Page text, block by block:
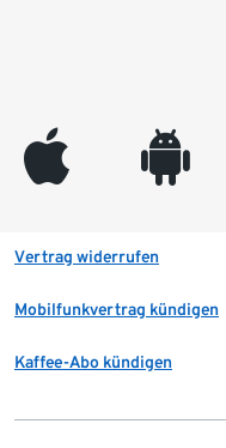
appleinc android
Vertrag widerrufen
Mobilfunkvertrag kündigen
Kaffee-Abo kündigen